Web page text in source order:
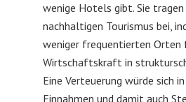
wenige Hotels gibt. Sie tragen
nachhaltigen Tourismus bei,
weniger frequentierten Orten
Wirtschaftskraft in
Eine Verteuerung würde sich
Einnahmen und damit auch